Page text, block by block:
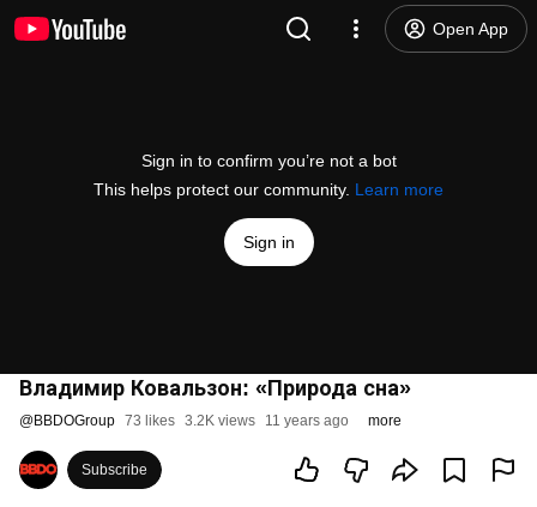
Open App
Sign in to confirm you’re not a bot
This helps protect our community. Learn more
Sign in
Владимир Ковальзон: «Природа сна»
@BBDOGroup 73 likes 3.2K views 11 years ago more
Subscribe